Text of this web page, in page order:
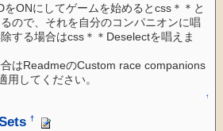
ONにしてゲームを始めるとcss＊＊と
ので、それを自分のコンパニオンに唱
する場合はcss＊＊Deselectを唱えま
はReadmeのCustom race companions
用してください。
↑
†